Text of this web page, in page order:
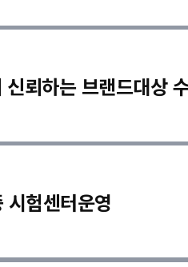
뢰하는 브랜드대상
시험센터운영